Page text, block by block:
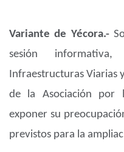
Variante de Yécora.-
sesión
Infraestructuras Viarias
de la Asociación por
exponer su
previstos para la